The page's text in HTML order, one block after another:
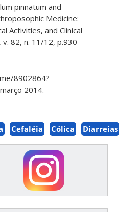
pinnatum and
Medicine:
Activities, and Clinical
v. 82, n. 11/12, p.930-
8902864?
2014.
Cefaléia Cólica Diarreias